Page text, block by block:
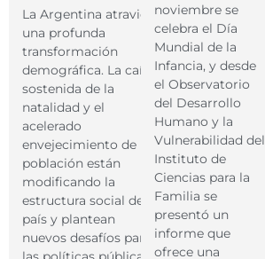
La Argentina atraviesa
una profunda
transformación
demográfica. La caída
sostenida de la
natalidad y el
acelerado
envejecimiento de la
población están
modificando la
estructura social del
país y plantean
nuevos desafíos para
noviembre se
celebra el Día
Mundial de la
Infancia, y desde
el Observatorio
del Desarrollo
Humano y la
Vulnerabilidad del
Instituto de
Ciencias para la
Familia se
presentó un
informe que
ofrece una